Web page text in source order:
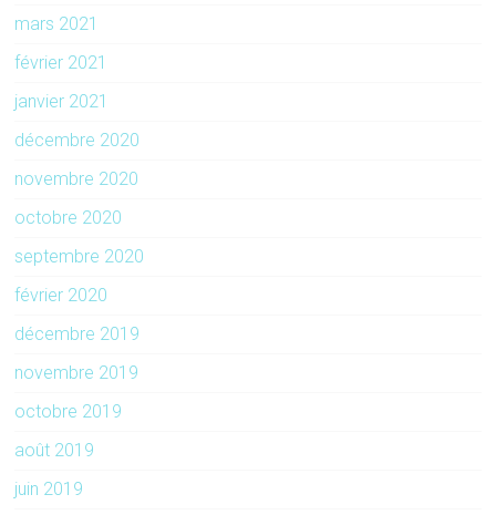
mars 2021
février 2021
janvier 2021
décembre 2020
novembre 2020
octobre 2020
septembre 2020
février 2020
décembre 2019
novembre 2019
octobre 2019
août 2019
juin 2019